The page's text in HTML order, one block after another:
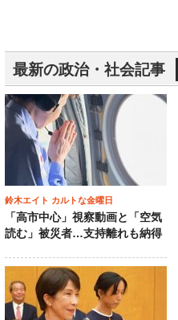
最新の政治・社会記事
鈴木エイト カルトな金曜日
「高市中心」視察動画と「空気
読む」被災者…支持離れも納得